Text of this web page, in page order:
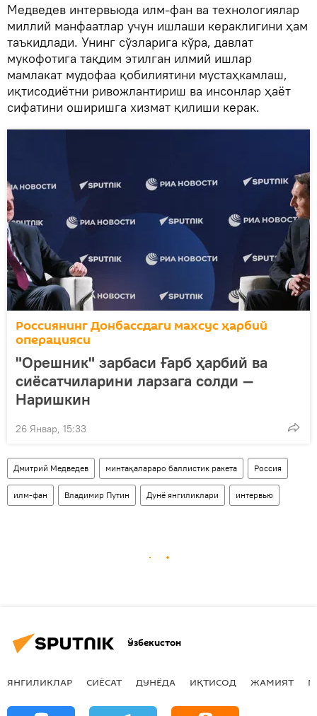
Медведев интервьюда илм-фан ва технологиялар
миллий манфаатлар учун ишлаши кераклигини ҳам
таъкидлади. Унинг сўзларига кўра, давлат
мукофотига тақдим этилган илмий ишлар
мамлакат мудофаа қобилиятини мустаҳкамлаш,
иқтисодиётни ривожлантириш ва инсонлар ҳаёт
сифатини оширишга хизмат қилиши керак.
Россиянинг Донбассдаги махсус ҳарбий
операцияси
"Орешник" зарбаси Ғарб ҳарбий ва
сиёсатчиларини ларзага солди —
Наришкин
26 Январ, 15:33
Дмитрий Медведев минтақалараро баллистик ракета Россия
илм-фан Владимир Путин Дунё янгиликлари интервью
Ўзбекистон
ЯНГИЛИКЛАР СИЁСАТ ДУНЁДА ИҚТИСОД ЖАМИЯТ